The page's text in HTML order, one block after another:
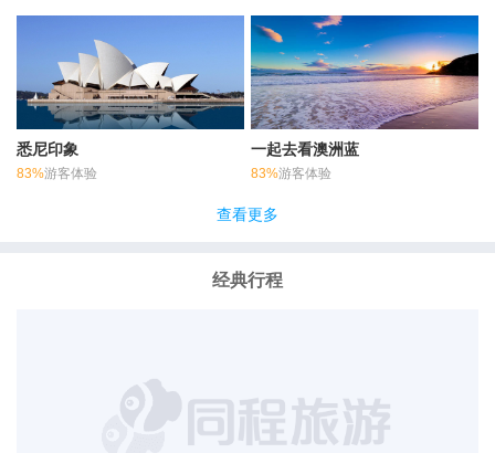
悉尼印象
83%游客体验
一起去看澳洲蓝
83%游客体验
查看更多
经典行程